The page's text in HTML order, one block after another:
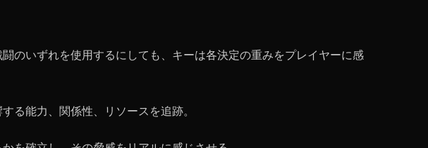
のいずれを使用するにしても、キーは各決定の重みをプレイヤーに感
る能力、関係性、リソースを追跡。